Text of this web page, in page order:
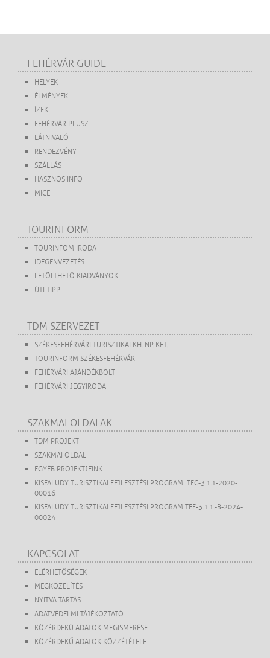
FEHÉRVÁR GUIDE
HELYEK
ÉLMÉNYEK
ÍZEK
FEHÉRVÁR PLUSZ
LÁTNIVALÓ
RENDEZVÉNY
SZÁLLÁS
HASZNOS INFO
MICE
TOURINFORM
TOURINFOM IRODA
IDEGENVEZETÉS
LETÖLTHETŐ KIADVÁNYOK
ÚTI TIPP
TDM SZERVEZET
SZÉKESFEHÉRVÁRI TURISZTIKAI KH. NP. KFT.
TOURINFORM SZÉKESFEHÉRVÁR
FEHÉRVÁRI AJÁNDÉKBOLT
FEHÉRVÁRI JEGYIRODA
SZAKMAI OLDALAK
TDM PROJEKT
SZAKMAI OLDAL
EGYÉB PROJEKTJEINK
KISFALUDY TURISZTIKAI FEJLESZTÉSI PROGRAM TFC-3.1.1-2020-
00016
KISFALUDY TURISZTIKAI FEJLESZTÉSI PROGRAM TFF-3.1.1.-B-2024-
00024
KAPCSOLAT
ELÉRHETŐSÉGEK
MEGKÖZELÍTÉS
NYITVA TARTÁS
ADATVÉDELMI TÁJÉKOZTATÓ
KÖZÉRDEKŰ ADATOK MEGISMERÉSE
KÖZÉRDEKŰ ADATOK KÖZZÉTÉTELE